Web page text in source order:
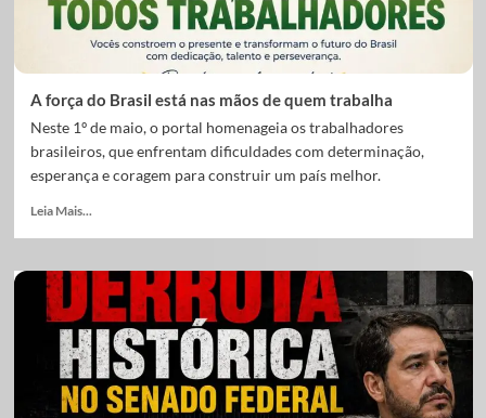
A força do Brasil está nas mãos de quem trabalha
Neste 1º de maio, o portal homenageia os trabalhadores
brasileiros, que enfrentam dificuldades com determinação,
esperança e coragem para construir um país melhor.
Leia Mais...